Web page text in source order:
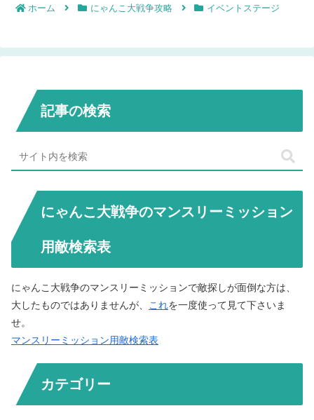
ホーム にゃんこ大戦争攻略 イベントステージ
記事の検索
にゃんこ大戦争のマンスリーミッション
用敵検索表
にゃんこ大戦争のマンスリーミッションで敵探しが面倒な方は、
大したものではありませんが、 これを一度使って見て下さいま
せ。
マンスリーミッション用敵検索表
カテゴリー